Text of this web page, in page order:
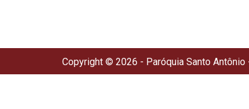
Copyright © 2026 - Paróquia Santo Antônio